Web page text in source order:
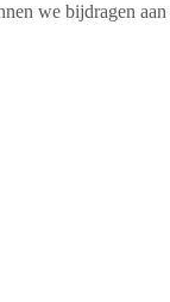
we bijdragen aan